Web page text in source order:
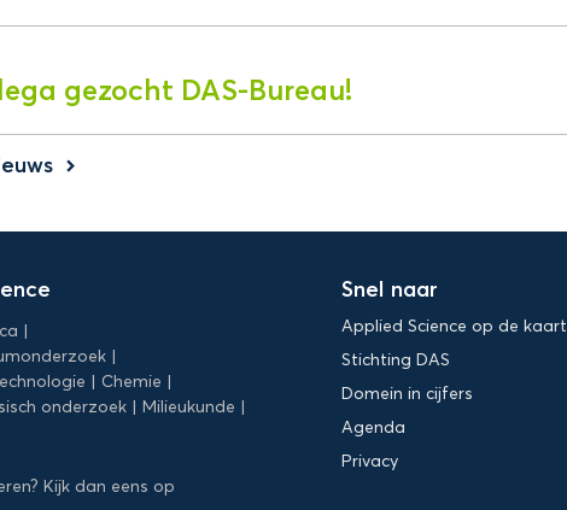
gezocht DAS-Bureau!
keyboard_arrow_right
Chemie
onderzoek
Milieukunde
Kijk dan eens op
Snel naar
Applied Science op de kaart
Stichting DAS
Domein in cijfers
Agenda
Privacy